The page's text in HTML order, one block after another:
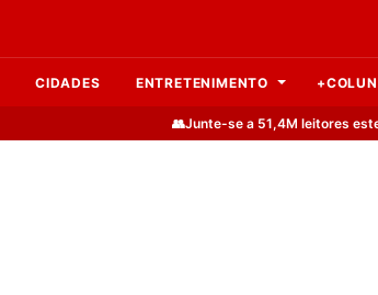
CIDADES ENTRETENIMENTO
👥Junte-se a 51,4M leitores